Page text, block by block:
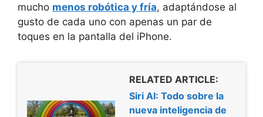
mucho menos robótica y fría, adaptándose al
gusto de cada uno con apenas un par de
toques en la pantalla del iPhone.
RELATED ARTICLE:
Siri AI: Todo sobre la
nueva inteligencia de